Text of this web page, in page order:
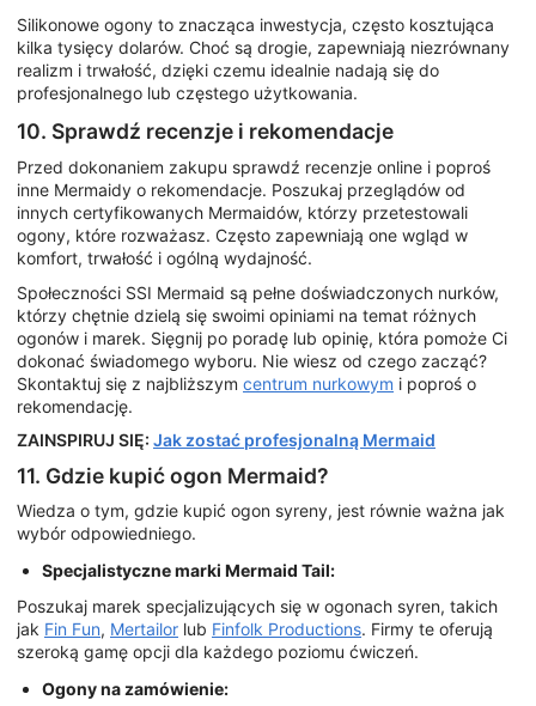
Silikonowe ogony to znacząca inwestycja, często kosztująca
kilka tysięcy dolarów. Choć są drogie, zapewniają niezrównany
realizm i trwałość, dzięki czemu idealnie nadają się do
profesjonalnego lub częstego użytkowania.
10. Sprawdź recenzje i rekomendacje
Przed dokonaniem zakupu sprawdź recenzje online i poproś
inne Mermaidy o rekomendacje. Poszukaj przeglądów od
innych certyfikowanych Mermaidów, którzy przetestowali
ogony, które rozważasz. Często zapewniają one wgląd w
komfort, trwałość i ogólną wydajność.
Społeczności SSI Mermaid są pełne doświadczonych nurków,
którzy chętnie dzielą się swoimi opiniami na temat różnych
ogonów i marek. Sięgnij po poradę lub opinię, która pomoże Ci
dokonać świadomego wyboru. Nie wiesz od czego zacząć?
Skontaktuj się z najbliższym centrum nurkowym i poproś o
rekomendację.
ZAINSPIRUJ SIĘ: Jak zostać profesjonalną Mermaid
11. Gdzie kupić ogon Mermaid?
Wiedza o tym, gdzie kupić ogon syreny, jest równie ważna jak
wybór odpowiedniego.
Specjalistyczne marki Mermaid Tail:
Poszukaj marek specjalizujących się w ogonach syren, takich
jak Fin Fun, Mertailor lub Finfolk Productions. Firmy te oferują
szeroką gamę opcji dla każdego poziomu ćwiczeń.
Ogony na zamówienie: